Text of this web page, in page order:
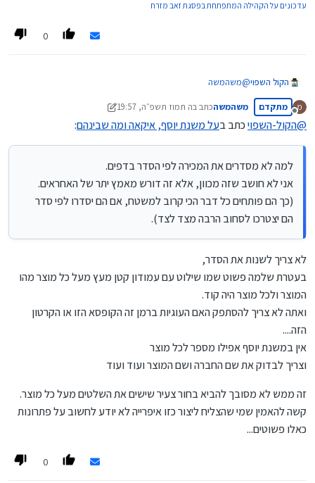
עדכונים על הקהילה המתפתחת בפסגת זאב מזרח
0
הקול השפוי@משהמשה
למה לא מסדרים את המכירה לפי הסדר בדפים.
אני לא חושב שזה מכוון, אלא זה דורש מאמץ יתר של האחראים.
יצטרכו לסחוב הרבה מצד לצד).
מ
מנותק
מתקדם משהמשהכתב בה תמוז תשפ״ה, 19:57
נערך לאחרונה על ידי משהמשה
@הקול-השפויכתב בעל משנת יוסף, איקאה ומה שבינהם:
למה לא מסדרים את המכירה לפי הסדר בדפים.
אני לא חושב שזה מכוון, אלא זה דורש מאמץ יתר של האחראים.
(כך הם פותחים כל דבר הכי קרוב למשטח, אם הם יסדרו לפי סדר
הם יצטרכו לסחוב הרבה מצד לצד).
לא צריך לשנות את הסדר,
בעטרת שלמה פשוט שמו שילוט עם עמודון קטן מעץ מעל כל מוצר מהו
המוצר ולכל מוצר היה קוד.
ואתה לא צריך להסתפק האם העוגיות ברמן זה הקופסא הזו או הקרטון
הזה....
אין במשנת יוסף אפילו מספר לכל מוצר
וצריך לבדוק את שם החברה ושם המוצר ועוד ועוד
זה ממש לא מסובך להביא בחור צעיר שישים את השלטים מעל כל מוצר.
קשה להאמין שמי שהצליח ליצור כזו איפרייה לא יודע לחשוב על פתרונות
כאלו פשוטים...
0